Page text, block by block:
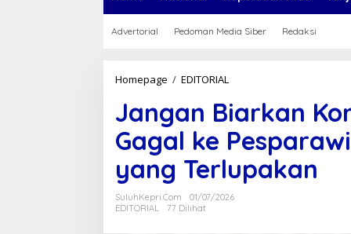
Advertorial Pedoman Media Siber Redaksi
Homepage / EDITORIAL
n
g
a
n
B
i
a
Jangan Biarkan
Gagal ke
yang Terlupakan
SuluhKepri.com
01/07/2026
EDITORIAL
77 Dilihat